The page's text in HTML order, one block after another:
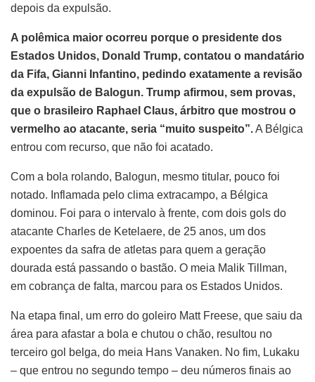
depois da expulsão.
A polêmica maior ocorreu porque o presidente dos
Estados Unidos, Donald Trump, contatou o mandatário
da Fifa, Gianni Infantino, pedindo exatamente a revisão
da expulsão de Balogun. Trump afirmou, sem provas,
que o brasileiro Raphael Claus, árbitro que mostrou o
vermelho ao atacante, seria “muito suspeito”.A Bélgica
entrou com recurso, que não foi acatado.
Com a bola rolando, Balogun, mesmo titular, pouco foi
notado. Inflamada pelo clima extracampo, a Bélgica
dominou. Foi para o intervalo à frente, com dois gols do
atacante Charles de Ketelaere, de 25 anos, um dos
expoentes da safra de atletas para quem a geração
dourada está passando o bastão. O meia Malik Tillman,
em cobrança de falta, marcou para os Estados Unidos.
Na etapa final, um erro do goleiro Matt Freese, que saiu da
área para afastar a bola e chutou o chão, resultou no
terceiro gol belga, do meia Hans Vanaken. No fim, Lukaku
– que entrou no segundo tempo – deu números finais ao